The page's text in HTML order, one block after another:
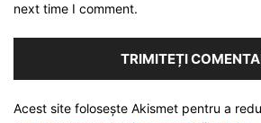
next time I comment.
Acest site folosește Akismet pentru a